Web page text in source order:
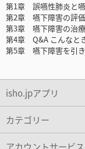
第1章 誤嚥性肺炎と
第2章 嚥下障害の評
第3章 嚥下障害の治
第4章 Q&A こんなと
第5章 嚥下障害を引
isho.jpアプリ
カテゴリー
アカウントサービス